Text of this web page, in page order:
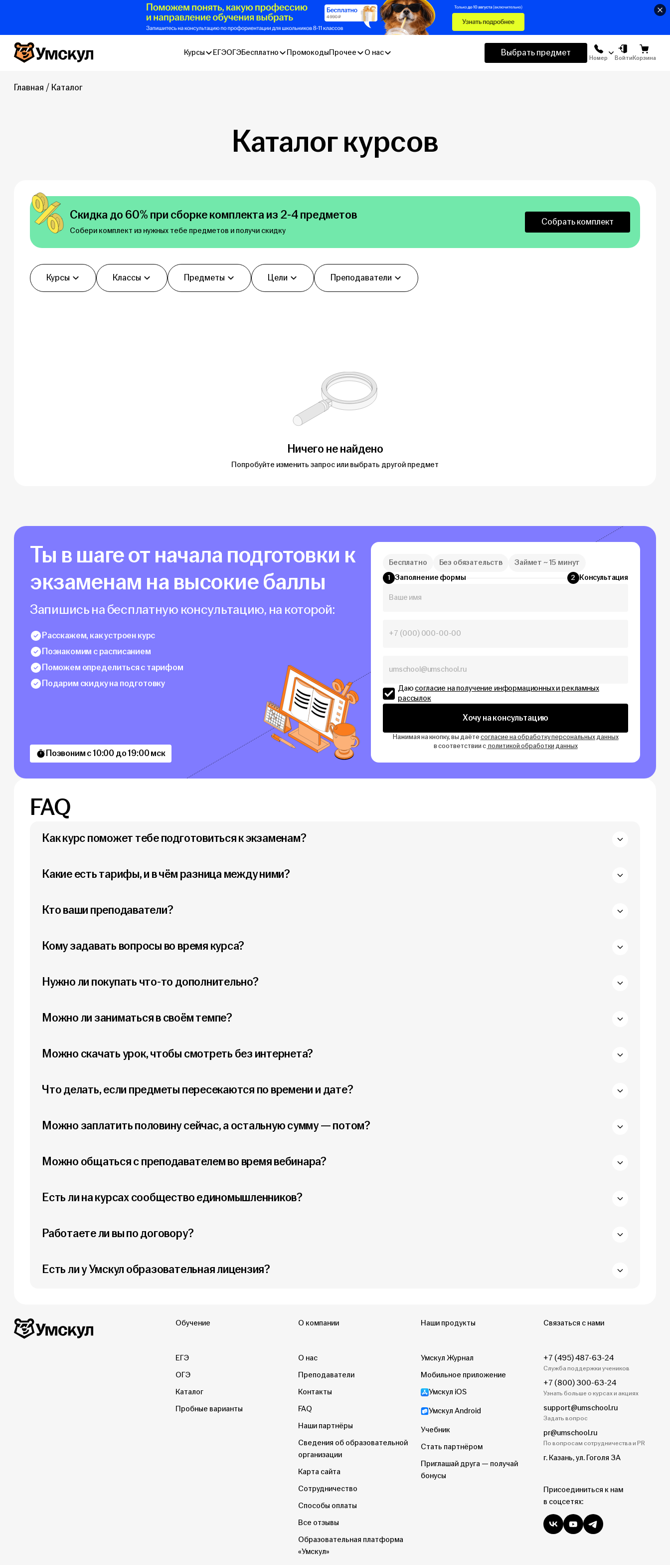
Умскул
Курсы ЕГЭОГЭБесплатно ПромокодыПрочее О нас Выбрать предмет
Номер ВойтиКорзина
Главная Каталог
Каталог курсов
Скидка до 60% при сборке комплекта из 2-4 предметов
Собери комплект из нужных тебе предметов и получи скидку
Собрать комплект
Фильтры
Курсы Классы Предметы Цели Преподаватели
Ничего не найдено
Попробуйте изменить запрос или выбрать другой предмет
Ты в шаге от начала подготовки к
экзаменам на высокие баллы
Запишись на бесплатную консультацию, на которой:
Расскажем, как устроен курс
Познакомим с расписанием
Поможем определиться с тарифом
Подарим скидку на подготовку
Бесплатно Без обязательств Займет ~ 15 минут
1 Заполнение формы 2 Консультация
Даю согласие на получение информационных и рекламных
рассылок
Хочу на консультацию
Нажимая на кнопку, вы даётесогласие на обработку персональных данных
в соответствии с политикой обработки данных
Позвоним с 10:00 до 19:00 мск
FAQ
Как курс поможет тебе подготовиться к экзаменам?
Какие есть тарифы, и в чём разница между ними?
Кто ваши преподаватели?
Кому задавать вопросы во время курса?
Нужно ли покупать что-то дополнительно?
Можно ли заниматься в своём темпе?
Можно скачать урок, чтобы смотреть без интернета?
Что делать, если предметы пересекаются по времени и дате?
Можно заплатить половину сейчас, а остальную сумму — потом?
Можно общаться с преподавателем во время вебинара?
Есть ли на курсах сообщество единомышленников?
Работаете ли вы по договору?
Есть ли у Умскул образовательная лицензия?
Дополнительная информация
Умскул Обучение
ЕГЭ
ОГЭ
Каталог
Пробные варианты
О компании
О нас
Преподаватели
Контакты
FAQ
Наши партнёры
Сведения об образовательной
организации
Карта сайта
Сотрудничество
Способы оплаты
Все отзывы
Образовательная платформа
«Умскул»
Наши продукты
Умскул Журнал
Мобильное приложение
Умскул iOS
Умскул Android
Учебник
Стать партнёром
Приглашай друга — получай
бонусы
Связаться с нами
+7 (495) 487-63-24
Служба поддержки учеников
+7 (800) 300-63-24
Узнать больше о курсах и акциях
support@umschool.ru
Задать вопрос
pr@umschool.ru
По вопросам сотрудничества и PR
г. Казань, ул. Гоголя 3А
Присоединиться к нам
в соцсетях: